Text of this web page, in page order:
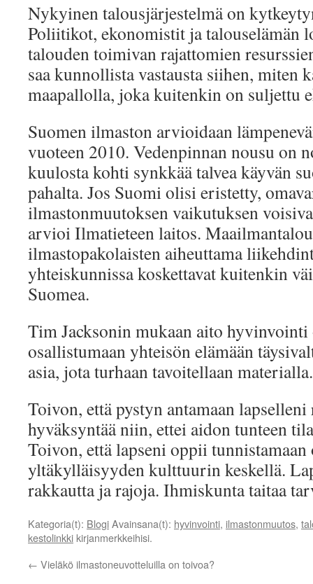
Nykyinen talousjärjestelmä on
Poliitikot, ekonomistit ja talouselämän
talouden toimivan rajattomien
saa kunnollista vastausta siihen, miten
maapallolla, joka kuitenkin on suljettu
Suomen ilmaston arvioidaan
vuoteen 2010. Vedenpinnan nousu on
kuulosta kohti synkkää talvea käyvän
pahalta. Jos Suomi olisi eristetty,
ilmastonmuutoksen vaikutuksen
arvioi Ilmatieteen laitos.
ilmastopakolaisten aiheuttama
yhteiskunnissa koskettavat kuitenkin
Suomea.
Tim Jacksonin mukaan aito hyvinvointi
osallistumaan yhteisön elämään
asia, jota turhaan tavoitellaan materialla.
Toivon, että pystyn antamaan
hyväksyntää niin, ettei aidon tunteen
Toivon, että lapseni oppii tunnistamaan
yltäkylläisyyden kulttuurin keskellä.
rakkautta ja rajoja. Ihmiskunta taitaa
Kategoria(t): BlogiAvainsana(t): hyvinvointi, ilmastonmuutos,
kestolinkki kirjanmerkkeihisi.
← Vieläkö ilmastoneuvotteluilla on toivoa?